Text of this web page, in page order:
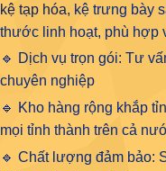
kệ tạp hóa, kệ trưng bày
thước linh hoạt, phù hợp
🔹 Dịch vụ trọn gói: Tư
chuyên nghiệp
🔹 Kho hàng rộng khắp
mọi tỉnh thành trên cả
🔹 Chất lượng đảm bảo: